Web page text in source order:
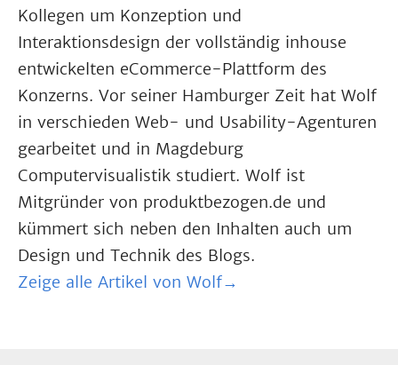
Kollegen um Konzeption und
Interaktionsdesign der vollständig inhouse
entwickelten eCommerce-Plattform des
Konzerns. Vor seiner Hamburger Zeit hat Wolf
in verschieden Web- und Usability-Agenturen
gearbeitet und in Magdeburg
Computervisualistik studiert. Wolf ist
Mitgründer von produktbezogen.de und
kümmert sich neben den Inhalten auch um
Design und Technik des Blogs.
Zeige alle Artikel von Wolf→